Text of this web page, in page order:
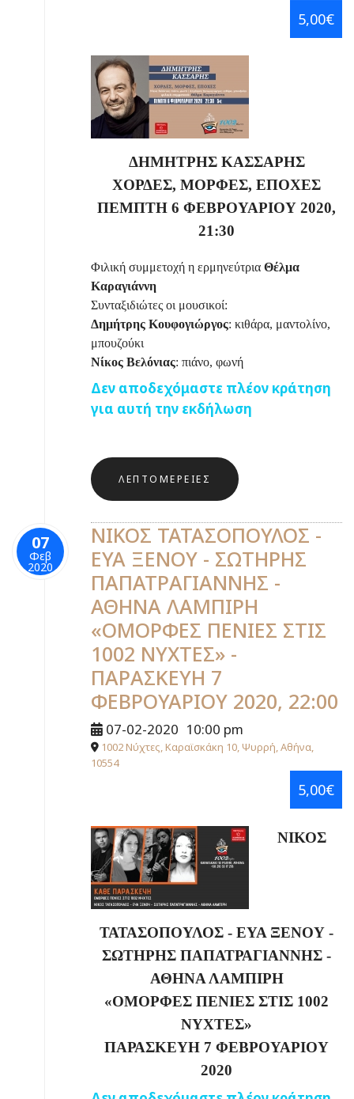
5,00€
ΔΗΜΗΤΡΗΣ ΚΑΣΣΑΡΗΣ
ΧΟΡΔΕΣ, ΜΟΡΦΕΣ, ΕΠΟΧΕΣ
ΠΕΜΠΤΗ 6 ΦΕΒΡΟΥΑΡΙΟΥ 2020,
21:30
Φιλική συμμετοχή η ερμηνεύτρια Θέλμα
Καραγιάννη
Συνταξιδιώτες οι μουσικοί:
Δημήτρης Κουφογιώργος: κιθάρα, μαντολίνο,
μπουζούκι
Νίκος Βελόνιας: πιάνο, φωνή
Δεν αποδεχόμαστε πλέον κράτηση
για αυτή την εκδήλωση
ΛΕΠΤΟΜΈΡΕΙΕΣ
07
Φεβ
2020
ΝΙΚΟΣ ΤΑΤΑΣΟΠΟΥΛΟΣ -
ΕΥΑ ΞΕΝΟΥ - ΣΩΤΗΡΗΣ
ΠΑΠΑΤΡΑΓΙΑΝΝΗΣ -
ΑΘΗΝΑ ΛΑΜΠΙΡΗ
«ΟΜΟΡΦΕΣ ΠΕΝΙΕΣ ΣΤΙΣ
1002 ΝΥΧΤΕΣ» -
ΠΑΡΑΣΚΕΥΗ 7
ΦΕΒΡΟΥΑΡΙΟΥ 2020, 22:00
07-02-2020 10:00 pm
1002 Νύχτες, Καραϊσκάκη 10, Ψυρρή, Αθήνα,
10554
5,00€
ΝΙΚΟΣ
ΤΑΤΑΣΟΠΟΥΛΟΣ - ΕΥΑ ΞΕΝΟΥ -
ΣΩΤΗΡΗΣ ΠΑΠΑΤΡΑΓΙΑΝΝΗΣ -
ΑΘΗΝΑ ΛΑΜΠΙΡΗ
«ΟΜΟΡΦΕΣ ΠΕΝΙΕΣ ΣΤΙΣ 1002
ΝΥΧΤΕΣ»
ΠΑΡΑΣΚΕΥΗ 7 ΦΕΒΡΟΥΑΡΙΟΥ
2020